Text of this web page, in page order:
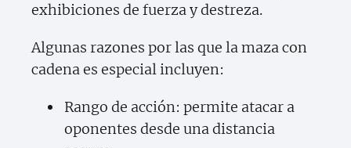
exhibiciones de fuerza y destreza.
Algunas razones por las que la maza con
cadena es especial incluyen:
Rango de acción: permite atacar a
oponentes desde una distancia